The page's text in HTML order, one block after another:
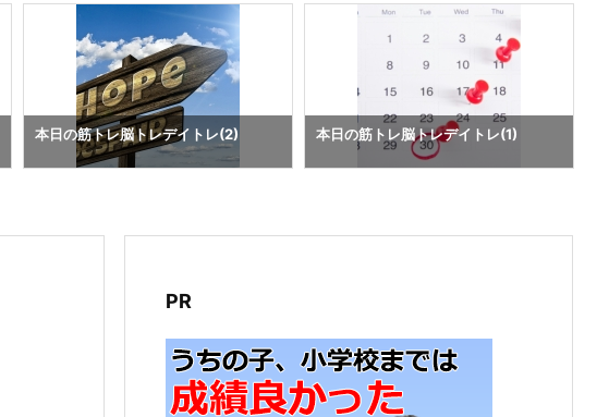
本日の筋トレ脳トレデイトレ(2) 本日の筋トレ脳トレデイトレ(1)
PR